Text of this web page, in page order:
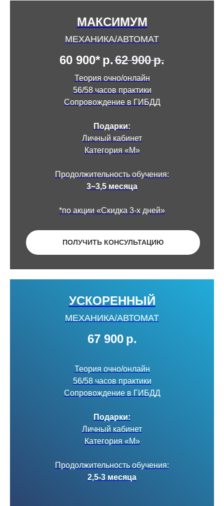
МАКСИМУМ
МЕХАНИКА/АВТОМАТ
60 900* р.62 900р.
Теория очно/онлайн
56/58 часов практики
Сопровождение в ГИБДД
Подарки:
Личный кабинет
Категория «М»
Продолжительность обучения:
3−3,5 месяца
*по акции «Скидка 3-х дней»
ПОЛУЧИТЬ КОНСУЛЬТАЦИЮ
УСКОРЕННЫЙ
МЕХАНИКА/АВТОМАТ
67 900 р.
Теория очно/онлайн
56/58 часов практики
Сопровождение в ГИБДД
Подарки:
Личный кабинет
Категория «М»
Продолжительность обучения:
2,5-3 месяца